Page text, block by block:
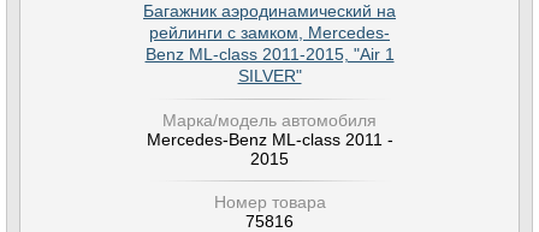
Багажник аэродинамический на
рейлинги с замком, Mercedes-
Benz ML-class 2011-2015, "Air 1
SILVER"
Марка/модель автомобиля
Mercedes-Benz ML-class 2011 -
2015
Номер товара
75816